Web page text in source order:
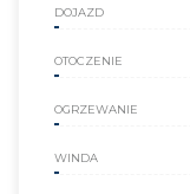
DOJAZD
OTOCZENIE
OGRZEWANIE
WINDA